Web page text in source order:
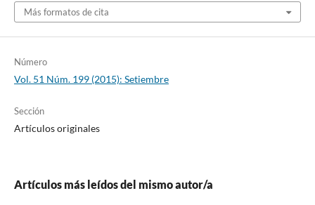
Más formatos de cita
Número
Vol. 51 Núm. 199 (2015): Setiembre
Sección
Artículos originales
Artículos más leídos del mismo autor/a